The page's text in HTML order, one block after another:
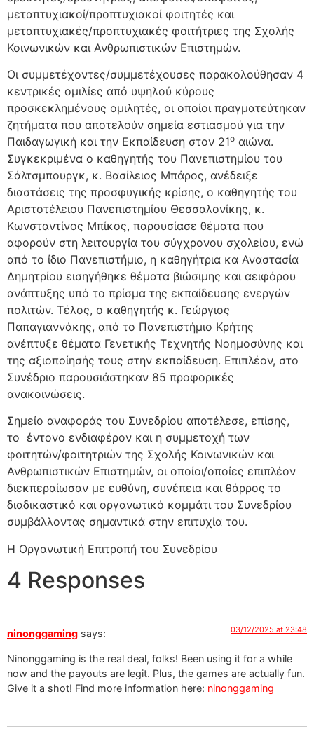
μεταπτυχιακοί/προπτυχιακοί φοιτητές και
μεταπτυχιακές/προπτυχιακές φοιτήτριες της Σχολής
Κοινωνικών και Ανθρωπιστικών Επιστημών.
Οι συμμετέχοντες/συμμετέχουσες παρακολούθησαν 4
κεντρικές ομιλίες από υψηλού κύρους
προσκεκλημένους ομιλητές, οι οποίοι πραγματεύτηκαν
ζητήματα που αποτελούν σημεία εστιασμού για την
Παιδαγωγική και την Εκπαίδευση στον 21ο αιώνα.
Συγκεκριμένα ο καθηγητής του Πανεπιστημίου του
Σάλτσμπουργκ, κ. Βασίλειος Μπάρος, ανέδειξε
διαστάσεις της προσφυγικής κρίσης, ο καθηγητής του
Αριστοτέλειου Πανεπιστημίου Θεσσαλονίκης, κ.
Κωνσταντίνος Μπίκος, παρουσίασε θέματα που
αφορούν στη λειτουργία του σύγχρονου σχολείου, ενώ
από το ίδιο Πανεπιστήμιο, η καθηγήτρια κα Αναστασία
Δημητρίου εισηγήθηκε θέματα βιώσιμης και αειφόρου
ανάπτυξης υπό το πρίσμα της εκπαίδευσης ενεργών
πολιτών. Τέλος, ο καθηγητής κ. Γεώργιος
Παπαγιαννάκης, από το Πανεπιστήμιο Κρήτης
ανέπτυξε θέματα Γενετικής Τεχνητής Νοημοσύνης και
της αξιοποίησής τους στην εκπαίδευση. Επιπλέον, στο
Συνέδριο παρουσιάστηκαν 85 προφορικές
ανακοινώσεις.
Σημείο αναφοράς του Συνεδρίου αποτέλεσε, επίσης,
το έντονο ενδιαφέρον και η συμμετοχή των
φοιτητών/φοιτητριών της Σχολής Κοινωνικών και
Ανθρωπιστικών Επιστημών, οι οποίοι/οποίες επιπλέον
διεκπεραίωσαν με ευθύνη, συνέπεια και θάρρος το
διαδικαστικό και οργανωτικό κομμάτι του Συνεδρίου
συμβάλλοντας σημαντικά στην επιτυχία του.
H Οργανωτική Επιτροπή του Συνεδρίου
4 Responses
ninonggaming says: 03/12/2025 at 23:48
Ninonggaming is the real deal, folks! Been using it for a while
now and the payouts are legit. Plus, the games are actually fun.
Give it a shot! Find more information here: ninonggaming